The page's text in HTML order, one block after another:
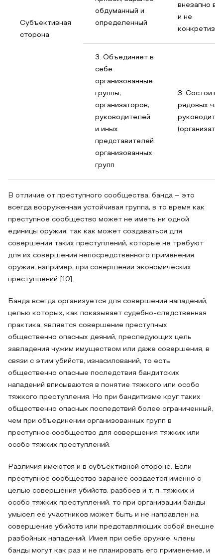
Субъективная
сторона
обдуманный и
определенный
внезапно
и не
3. Объединяет в
себе
организованные
группы,
организаторов,
руководителей
и иных
представителей
организованных
групп
3. Состоит
рядовых
В отличие от преступного сообщества, банда – это
всегда вооруженная устойчивая группа, в то время как
преступное сообщество может не иметь ни одной
единицы оружия, так как может создаваться для
совершения таких преступлений, которые не требуют
для их совершения непосредственного применения
оружия, например, при совершении экономических
преступлений [10].
Банда всегда организуется для совершения нападений,
целью которых, как показывает судебно-следственная
практика, является совершение преступных
общественно опасных деяний, преследующих цель
завладения чужим имуществом или даже совершения, в
связи с этим убийств, изнасилований, то есть
общественно опасные последствия бандитских
нападений вписываются в понятие тяжкого или особо
тяжкого преступления. Но при бандитизме круг таких
общественно опасных последствий более ограниченный,
чем при объединении организованных групп в
преступное сообщество для совершения тяжких или
особо тяжких преступлений.
Различия имеются и в субъективной стороне. Если
преступное сообщество заранее создается именно с
целью совершения убийств, разбоев и т. п. тяжких и
особо тяжких преступлений, то при организации банды
умысел её участников может быть и не направлен на
совершение убийств или представляющих собой внешне
разбойных нападений. Имея при себе оружие, члены
банды могут как раз и не планировать его применение, и